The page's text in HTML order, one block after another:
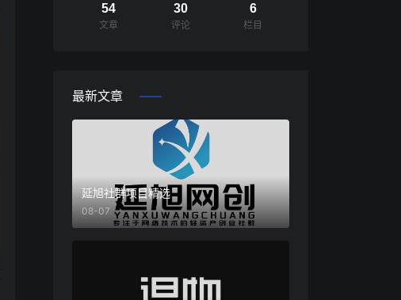
54
文章
30
评论
6
栏目
最新文章
延旭社群项目精选
08-07